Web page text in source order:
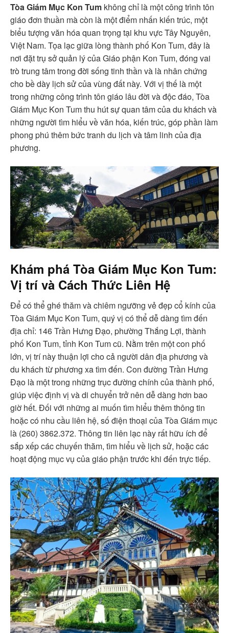
Tòa Giám Mục Kon Tum không chỉ là một công trình tôn
giáo đơn thuần mà còn là một điểm nhấn kiến trúc, một
biểu tượng văn hóa quan trọng tại khu vực Tây Nguyên,
Việt Nam. Tọa lạc giữa lòng thành phố Kon Tum, đây là
nơi đặt trụ sở quản lý của Giáo phận Kon Tum, đóng vai
trò trung tâm trong đời sống tinh thần và là nhân chứng
cho bề dày lịch sử của vùng đất này. Với vị thế là một
trong những công trình tôn giáo lâu đời và độc đáo, Tòa
Giám Mục Kon Tum thu hút sự quan tâm của du khách và
những người tìm hiểu về văn hóa, kiến trúc, góp phần làm
phong phú thêm bức tranh du lịch và tâm linh của địa
phương.
Khám phá Tòa Giám Mục Kon Tum:
Vị trí và Cách Thức Liên Hệ
Để có thể ghé thăm và chiêm ngưỡng vẻ đẹp cổ kính của
Tòa Giám Mục Kon Tum, quý vị có thể dễ dàng tìm đến
địa chỉ: 146 Trần Hưng Đạo, phường Thắng Lợi, thành
phố Kon Tum, tỉnh Kon Tum cũ. Nằm trên một con phố
lớn, vị trí này thuận lợi cho cả người dân địa phương và
du khách từ phương xa tìm đến. Con đường Trần Hưng
Đạo là một trong những trục đường chính của thành phố,
giúp việc định vị và di chuyển trở nên dễ dàng hơn bao
giờ hết. Đối với những ai muốn tìm hiểu thêm thông tin
hoặc có nhu cầu liên hệ, số điện thoại của Tòa Giám mục
là (260) 3862.372. Thông tin liên lạc này rất hữu ích để
sắp xếp các chuyến thăm, tìm hiểu về lịch sử, hoặc các
hoạt động mục vụ của giáo phận trước khi đến trực tiếp.